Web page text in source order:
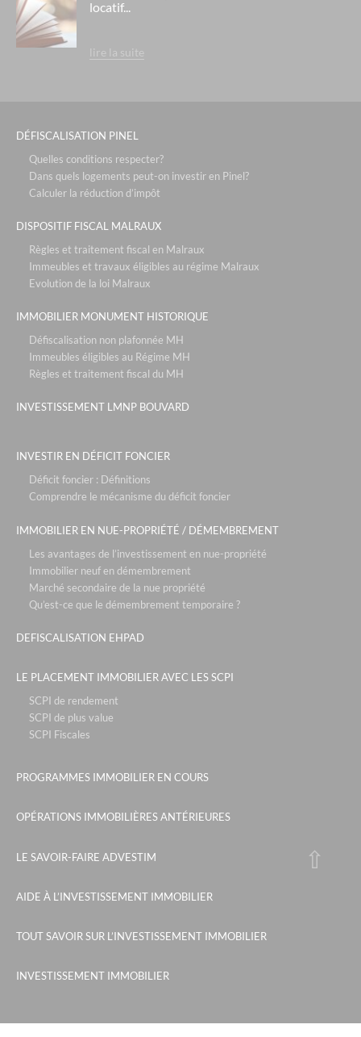
locatif...
lire la suite
DÉFISCALISATION PINEL
Quelles conditions respecter?
Dans quels logements peut-on investir en Pinel?
Calculer la réduction d’impôt
DISPOSITIF FISCAL MALRAUX
Règles et traitement fiscal en Malraux
Immeubles et travaux éligibles au régime Malraux
Evolution de la loi Malraux
IMMOBILIER MONUMENT HISTORIQUE
Défiscalisation non plafonnée MH
Immeubles éligibles au Régime MH
Règles et traitement fiscal du MH
INVESTISSEMENT LMNP BOUVARD
INVESTIR EN DÉFICIT FONCIER
Déficit foncier : Définitions
Comprendre le mécanisme du déficit foncier
IMMOBILIER EN NUE-PROPRIÉTÉ / DÉMEMBREMENT
Les avantages de l’investissement en nue-propriété
Immobilier neuf en démembrement
Marché secondaire de la nue propriété
Qu’est-ce que le démembrement temporaire ?
DEFISCALISATION EHPAD
LE PLACEMENT IMMOBILIER AVEC LES SCPI
SCPI de rendement
SCPI de plus value
SCPI Fiscales
PROGRAMMES IMMOBILIER EN COURS
OPÉRATIONS IMMOBILIÈRES ANTÉRIEURES
LE SAVOIR-FAIRE ADVESTIM
AIDE À L’INVESTISSEMENT IMMOBILIER
TOUT SAVOIR SUR L’INVESTISSEMENT IMMOBILIER
INVESTISSEMENT IMMOBILIER